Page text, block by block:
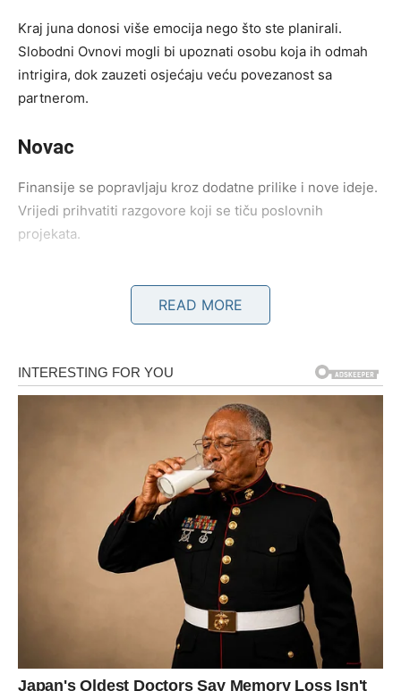
Kraj juna donosi više emocija nego što ste planirali.
Slobodni Ovnovi mogli bi upoznati osobu koja ih odmah
intrigira, dok zauzeti osjećaju veću povezanost sa
partnerom.
Novac
Finansije se popravljaju kroz dodatne prilike i nove ideje.
Vrijedi prihvatiti razgovore koji se tiču poslovnih
projekata.
Pred vama je period dokazivanja. Vaš trud konačno
napretku.
Bikovi ulaze u stabilniji emotivni period. Nesigurnosti
ostaju iza vas, a odnosi postaju iskreniji i otvoreniji.
Moguće je poboljšanje finansijske situacije kroz saradnju
ili posao koji donosi sigurnije prihode.
READ MORE